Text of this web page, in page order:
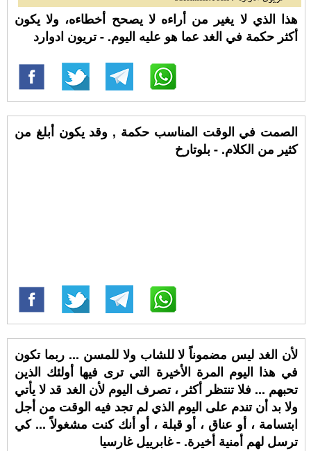
هذا الذي لا يغير من أراءه لا يصحح أخطاءه، ولا يكون
أكثر حكمة في الغد عما هو عليه اليوم. - تريون ادوارد
الصمت في الوقت المناسب حكمة , وقد يكون أبلغ من
كثير من الكلام. - بلوتارخ
لأن الغد ليس مضموناً لا للشاب ولا للمسن ... ربما تكون
في هذا اليوم المرة الأخيرة التي ترى فيها أولئك الذين
تحبهم ... فلا تنتظر أكثر ، تصرف اليوم لأن الغد قد لا يأتي
ولا بد أن تندم على اليوم الذي لم تجد فيه الوقت من أجل
ابتسامة ، أو عناق ، أو قبلة ، أو أنك كنت مشغولاً ... كي
ترسل لهم أمنية أخيرة. - غابرييل غارسيا